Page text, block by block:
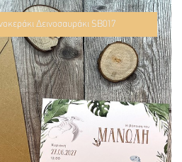
Δεινοσαυράκι SB017